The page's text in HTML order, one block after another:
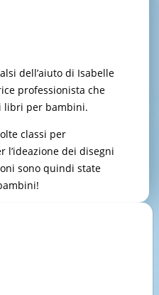
dell’aiuto di Isabelle
professionista che
libri per bambini.
classi per
l’ideazione dei disegni
sono quindi state